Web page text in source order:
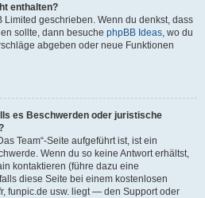
enthalten?
Limited geschrieben. Wenn du denkst, dass
sollte, dann besuche phpBB Ideas, wo du
abgeben oder neue Funktionen
es Beschwerden oder juristische
Team“-Seite aufgeführt ist, ist ein
Wenn du so keine Antwort erhältst,
kontaktieren (führe dazu eine
diese Seite bei einem kostenlosen
funpic.de usw. liegt — den Support oder